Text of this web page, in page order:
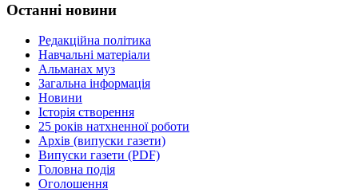
Останні новини
Редакційна політика
Навчальні матеріали
Альманах муз
Загальна інформація
Новини
Історія створення
25 років натхненної роботи
Архів (випуски газети)
Випуски газети (PDF)
Головна подія
Оголошення